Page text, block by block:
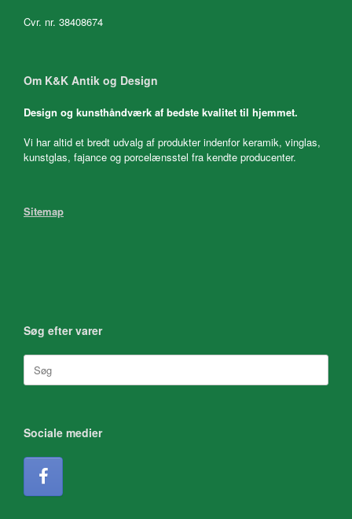
Cvr. nr. 38408674
Om K&K Antik og Design
Design og kunsthåndværk af bedste kvalitet til hjemmet.
Vi har altid et bredt udvalg af produkter indenfor keramik, vinglas,
kunstglas, fajance og porcelænsstel fra kendte producenter.
Sitemap
Søg efter varer
efter:
Sociale medier